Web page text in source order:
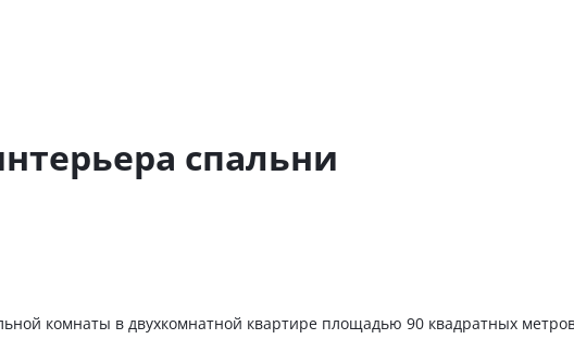
спальни
комнаты в двухкомнатной квартире площадью 90 квадратных